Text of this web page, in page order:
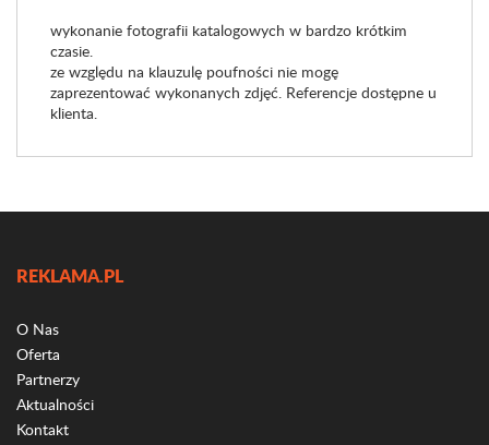
wykonanie fotografii katalogowych w bardzo krótkim
czasie.
ze względu na klauzulę poufności nie mogę
zaprezentować wykonanych zdjęć. Referencje dostępne u
klienta.
REKLAMA.PL
O Nas
Oferta
Partnerzy
Aktualności
Kontakt